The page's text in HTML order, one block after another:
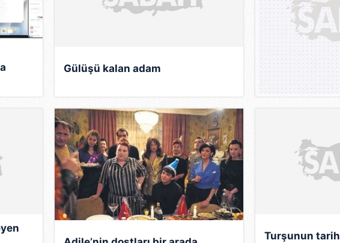
bir filmde figüran olarak rol aldı. Üniformalı bir figüran arayışı içinde
bir anı olsun diye kamera karşısına geçti ve rol aldığı 400'ün
karakter oyuncuları arasına girmesini sağlayacak sinema
beyaz perdenin siyah-beyaz karelerinde küçük rollerle karşımıza
ile Nazım Hikmet tarafından yazılan ve Vedat Ar'ın
İpek Film yapımında yer aldı. Hemen ardından, 1951'de, yine birer
Hasan" ile "Lale Devri"nde yardımcı oyuncu olarak kamera
çekilen "Evli mi Bekar mı" ve Baha Gelenbevi'nin
oynadı.
etkilenen Türk sinemasında, Burhan Felek tarafından Lorel-
dönüştüğü Edi-Büdü ikilisinin 1952 yılında sinemaya aktarılmış
filmlerinde Vasfi Rıza Zobu ile birlikte rol alan Özkul, artık sinema
Gülüşü kalan adam
Turşunun